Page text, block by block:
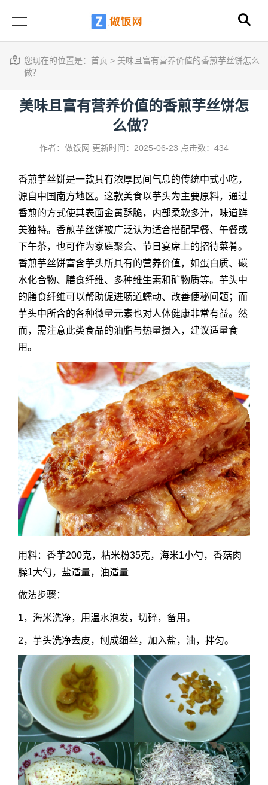
您现在的位置是： 首页 > 美味且富有营养价值的香煎芋丝饼怎么
做？
美味且富有营养价值的香煎芋丝饼怎
么做？
作者：做饭网 更新时间：2025-06-23 点击数：434
香煎芋丝饼是一款具有浓厚民间气息的传统中式小吃，
源自中国南方地区。这款美食以芋头为主要原料，通过
香煎的方式使其表面金黄酥脆，内部柔软多汁，味道鲜
美独特。香煎芋丝饼被广泛认为适合搭配早餐、午餐或
下午茶，也可作为家庭聚会、节日宴席上的招待菜肴。
香煎芋丝饼富含芋头所具有的营养价值，如蛋白质、碳
水化合物、膳食纤维、多种维生素和矿物质等。芋头中
的膳食纤维可以帮助促进肠道蠕动、改善便秘问题；而
芋头中所含的各种微量元素也对人体健康非常有益。然
而，需注意此类食品的油脂与热量摄入，建议适量食
用。
用料：香芋200克，粘米粉35克，海米1小勺，香菇肉
臊1大勺，盐适量，油适量
做法步骤：
1，海米洗净，用温水泡发，切碎，备用。
2，芋头洗净去皮，刨成细丝，加入盐，油，拌匀。